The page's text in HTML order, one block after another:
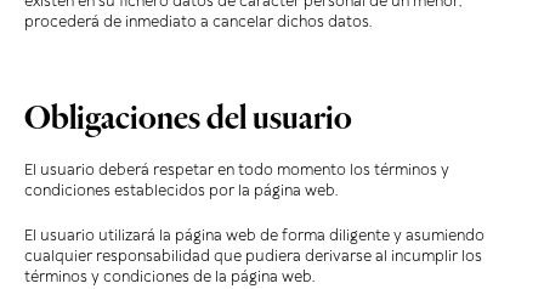
procederá de inmediato a cancelar dichos datos.
Obligaciones del usuario
El usuario deberá respetar en todo momento los términos y
condiciones establecidos por la página web.
El usuario utilizará la página web de forma diligente y asumiendo
cualquier responsabilidad que pudiera derivarse al incumplir los
términos y condiciones de la página web.